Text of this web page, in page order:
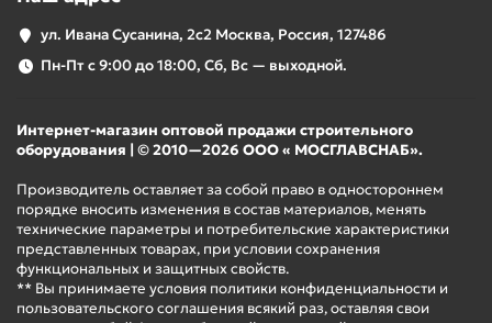
ул. Ивана Сусанина, 2с2 Москва, Россия, 127486
Пн-Пт с 9:00 до 18:00, Сб, Вс — выходной.
Интернет-магазин оптовой продажи строительного
оборудования | © 2010—2026 ООО « МОСГЛАВСНАБ».
Производитель оставляет за собой право в одностороннем
порядке вносить изменения в состав материалов, менять
технические параметры и потребительские характеристики
представленных товарах, при условии сохранения
функциональных и защитных свойств.
** Вы принимаете условия политики конфиденциальности и
пользовательского соглашения всякий раз, оставляя свои